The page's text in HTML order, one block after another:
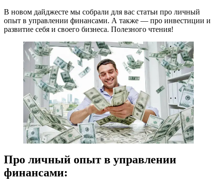
В новом дайджесте мы собрали для вас статьи про личный
опыт в управлении финансами. А также — про инвестиции и
развитие себя и своего бизнеса. Полезного чтения!
Про личный опыт в управлении
финансами: